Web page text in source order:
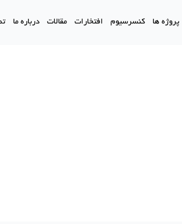
پروژه ها کنسرسیوم افتخارات مقالات درباره ما